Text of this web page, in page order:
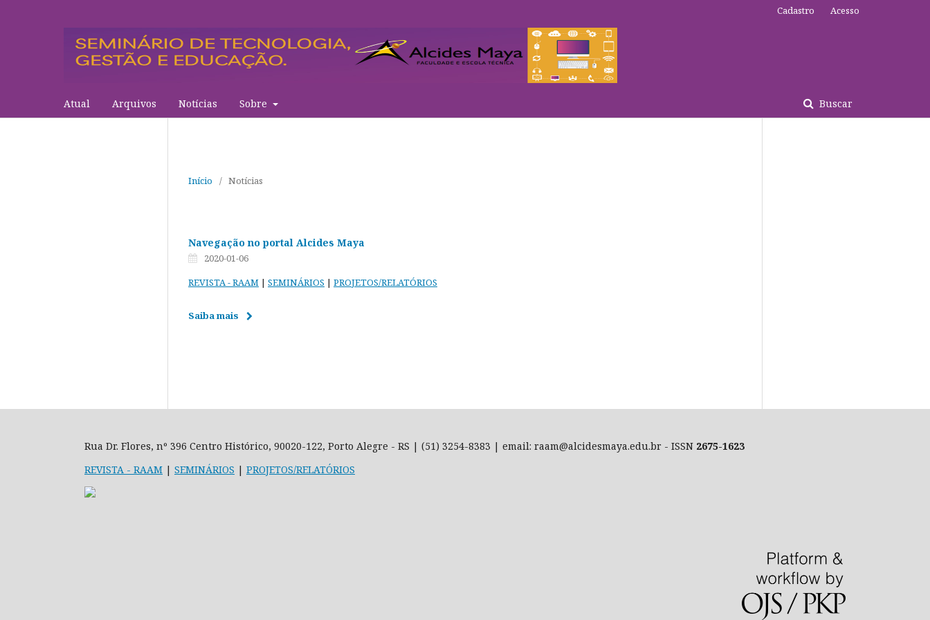
Atual Arquivos Notícias Sobre Buscar
Cadastro Acesso
Início / Notícias
Navegação no portal Alcides Maya
2020-01-06
REVISTA- RAAM | SEMINÁRIOS | PROJETOS/RELATÓRIOS
Saiba mais
Rua Dr. Flores, nº 396 Centro Histórico, 90020-122, Porto Alegre - RS | (51) 3254-8383 | email: raam@alcidesmaya.edu.br - ISSN 2675-1623
REVISTA - RAAM | SEMINÁRIOS | PROJETOS/RELATÓRIOS